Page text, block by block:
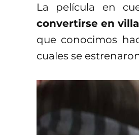
La película en
convertirse en
que conocimos
cuales se